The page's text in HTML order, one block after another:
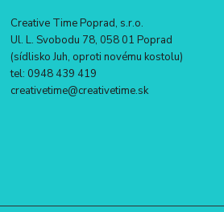
Creative Time Poprad, s.r.o.
Ul. L. Svobodu 78, 058 01 Poprad
(sídlisko Juh, oproti novému kostolu)
tel: 0948 439 419
creativetime@creativetime.sk